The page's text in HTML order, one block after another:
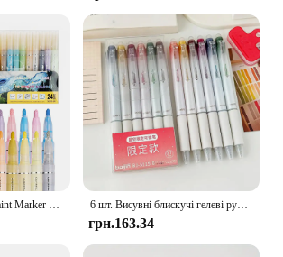
12pcs/24pcs Acrylic Paint Marker Set with 24 colored inks suitable for rock painting, glass, wood, black paper, scrapbook crafts 6 шт. Висувні блискучі гелеві ручки, що стираються, 0,7 мм, кольорові естетичні ручки з тонкою точкою для журналювання, домашнього шкільного канцелярського приладдя
грн.163.34